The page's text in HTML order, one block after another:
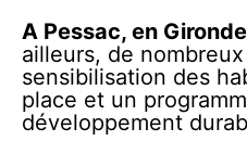
A Pessac, en
ailleurs, de
sensibilisation des
place et un
développement